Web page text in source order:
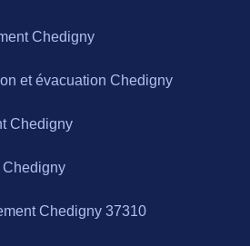
Chedigny
et évacuation Chedigny
Chedigny
Chedigny
Chedigny 37310